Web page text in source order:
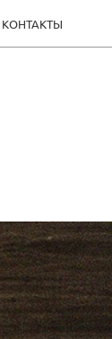
КОНТАКТЫ